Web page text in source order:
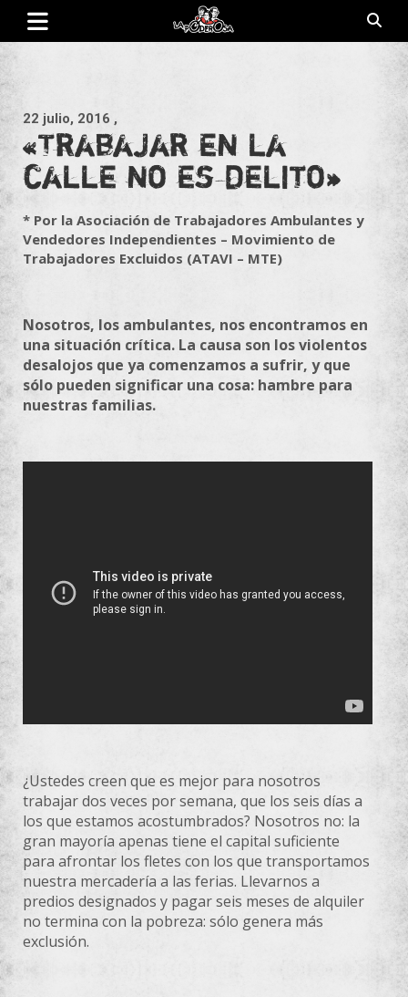
Saltar
contenido
La Poderosa
22 julio, 2016 ,
«Trabajar en la
calle no es delito»
* Por la Asociación de Trabajadores Ambulantes y
Vendedores Independientes – Movimiento de
Trabajadores Excluidos (ATAVI – MTE)
Nosotros, los ambulantes, nos encontramos en
una situación crítica. La causa son los violentos
desalojos que ya comenzamos a sufrir, y que
sólo pueden significar una cosa: hambre para
nuestras familias.
¿Ustedes creen que es mejor para nosotros
trabajar dos veces por semana, que los seis días a
los que estamos acostumbrados? Nosotros no: la
gran mayoría apenas tiene el capital suficiente
para afrontar los fletes con los que transportamos
nuestra mercadería a las ferias. Llevarnos a
predios designados y pagar seis meses de alquiler
no termina con la pobreza: sólo genera más
exclusión.